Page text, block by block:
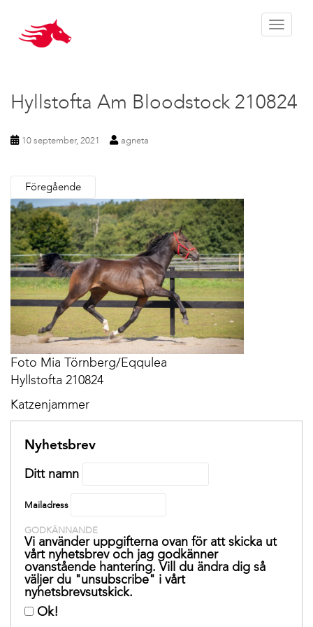
Toggle
Hyllstofta Am Bloodstock 210824
10 september, 2021 agneta
Föregående
Foto Mia Törnberg/Eqqulea
Hyllstofta 210824
Katzenjammer
Nyhetsbrev
Ditt namn
Mailadress
GODKÄNNANDE
Vi använder uppgifterna ovan för att skicka ut
vårt nyhetsbrev och jag godkänner
ovanstående hantering. Vill du ändra dig så
väljer du "unsubscribe" i vårt
nyhetsbrevsutskick.
Ok!